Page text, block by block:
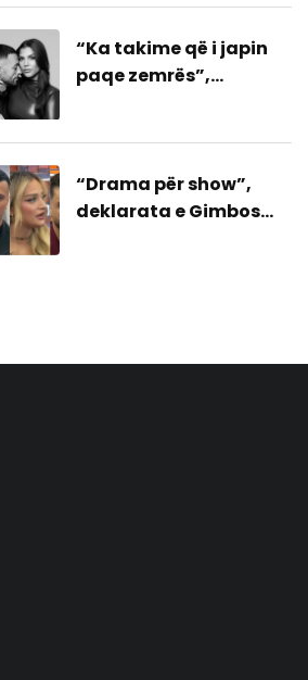
“Ka takime që i japin
paqe zemrës”,
“Drama për show”,
deklarata e Gimbos